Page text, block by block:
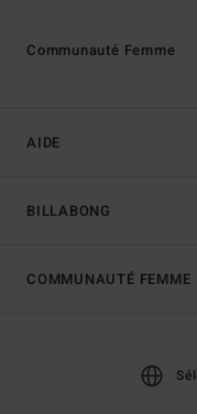
AIDE
BILLABONG
Communauté Femme
COMMUNAUTÉ FEMME